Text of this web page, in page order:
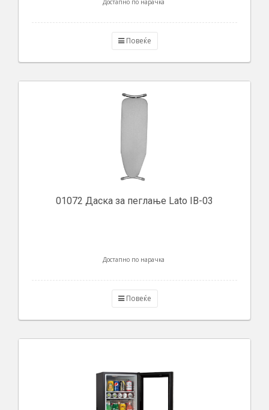
Достапно по нарачка
Повеќе
01072 Даска за пеглање Lato IB-03
Достапно по нарачка
Повеќе